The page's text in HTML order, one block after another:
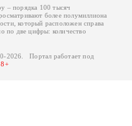
– порядка 100 тысяч
более полумиллиона
который расположен справа
по две цифры: количество
2026. Портал работает под